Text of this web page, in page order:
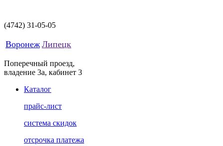
(4742) 31-05-05
Воронеж Липецк
Поперечный проезд,
владение 3а, кабинет 3
Каталог
прайс-лист
система скидок
отсрочка платежа